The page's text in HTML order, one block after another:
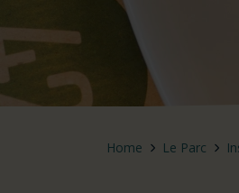
Home Le Parc